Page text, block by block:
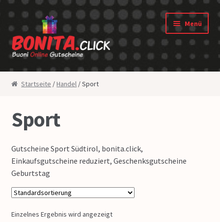
Zur Navigation springen
Springe zum Inhalt Menü
Shop
Widerrufsbelehrung
Datenschutz
AGB
Über uns
Startseite /Handel / Sport
Sport
Gutscheine Sport Südtirol, bonita.click,
Einkaufsgutscheine reduziert, Geschenksgutscheine
Geburtstag
Einzelnes Ergebnis wird angezeigt